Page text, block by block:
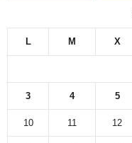
L M X
3 4 5
10 11 12